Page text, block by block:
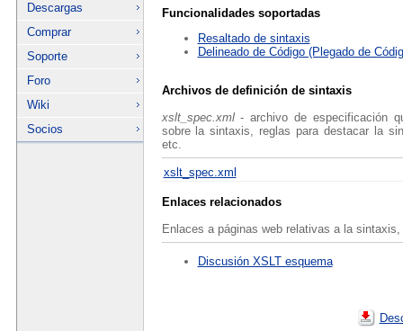
Descargas
Comprar
Soporte
Foro
Wiki
Socios
Funcionalidades soportadas
Resaltado de sintaxis
Delineado de Código (Plegado de
Archivos de definición de sintaxis
xslt_spec.xml- archivo de especificación
sobre la sintaxis, reglas para destacar la
etc.
xslt_spec.xml
Enlaces relacionados
Enlaces a páginas web relativas a la
Discusión XSLT esquema